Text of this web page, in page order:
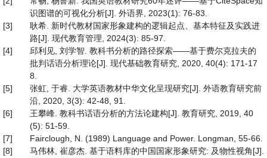
识图谱的可视化分析[J]. 外语界, 2023(1): 76-83.
[3]
耿希. 新时代教材国家形象建构的逻辑起点、基本特征及实践进
路[J]. 现代教育管理, 2024(3): 85-97.
[4]
邱利见, 刘学智. 教科书分析的路径探索——基于费尔克拉夫的
批判话语分析理论[J]. 现代基础教育研究, 2020, 40(4): 171-17
8.
[5]
张虹, 于睿. 大学英语教材中华文化呈现研究[J]. 外语教育研究前
沿, 2020, 3(3): 42-48, 91.
[6]
王攀峰. 教科书话语分析的方法论建构[J]. 教育研究, 2019, 40
(5): 51-59.
[7]
Fairclough, N. (1989) Language and Power. Longman, 55-66.
[8]
马伟林, 崔彦杰. 基于语料库的中国国家形象研究: 及物性视角[J].